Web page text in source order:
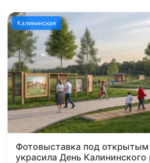
Калининская
Фотовыставка под
украсила День Калининского